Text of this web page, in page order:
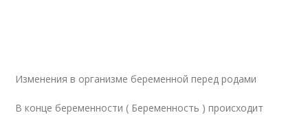
Изменения в организме беременной перед родами
В конце беременности ( Беременность ) происходит